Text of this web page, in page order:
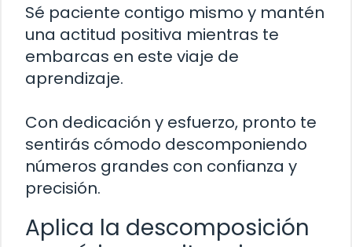
Sé paciente contigo mismo y mantén
una actitud positiva mientras te
embarcas en este viaje de
aprendizaje.
Con dedicación y esfuerzo, pronto te
sentirás cómodo descomponiendo
números grandes con confianza y
precisión.
Aplica la descomposición